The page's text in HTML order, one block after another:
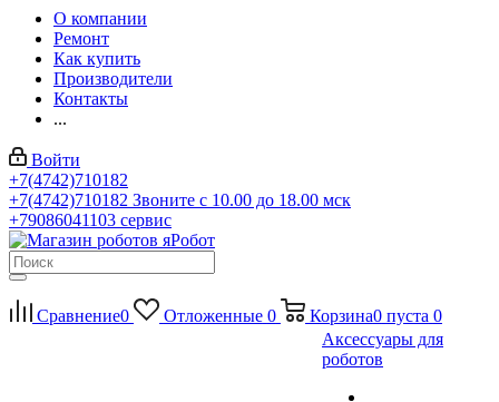
О компании
Ремонт
Как купить
Производители
Контакты
...
Войти
+7(4742)710182
+7(4742)710182 Звоните с 10.00 до 18.00 мск
+79086041103 сервис
Сравнение0 Отложенные 0 Корзина0 пуста 0
Аксессуары для
роботов